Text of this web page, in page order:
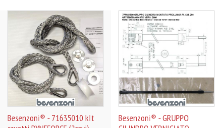
Besenzoni® - 71635010 kIt
Besenzoni® - GRUPPO